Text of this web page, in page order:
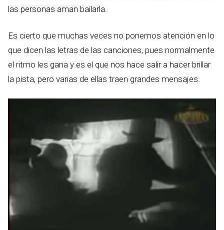
las personas aman bailarla.
Es cierto que muchas veces no ponemos atención en lo
que dicen las letras de las canciones, pues normalmente
el ritmo les gana y es el que nos hace salir a hacer brillar
la pista, pero varias de ellas traen grandes mensajes.